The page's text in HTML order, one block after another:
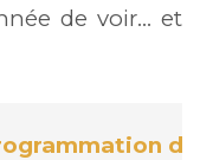
de voir… et